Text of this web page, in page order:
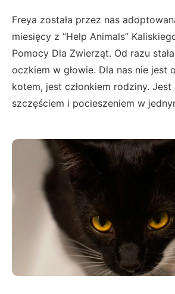
Freya została przez nas
miesięcy z “Help Animals”
Pomocy Dla Zwierząt. Od razu
oczkiem w głowie. Dla nas nie jest
kotem, jest członkiem rodziny.
szczęściem i pocieszeniem w